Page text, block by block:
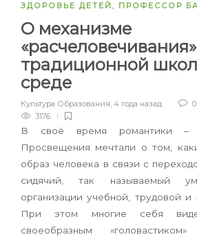
ЗДОРОВЬЕ ДЕТЕЙ, ПРОФЕССОР
О механизме
традиционной
среде
Культура Образования, 4 года назад 0
3176
В своё время романтики –
Просвещения мечтали о том,
образ человека в связи с
сидячий, так называемый
организации учебной, трудовой и
При этом многие себя
своеобразным